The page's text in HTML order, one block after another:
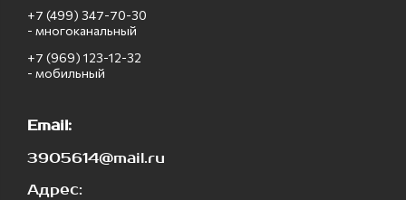
+7 (499) 347-70-30
- многоканальный
+7 (969) 123-12-32
- мобильный
Email:
3905614@mail.ru
Адрес: